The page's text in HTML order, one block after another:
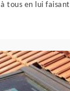
tous en lui